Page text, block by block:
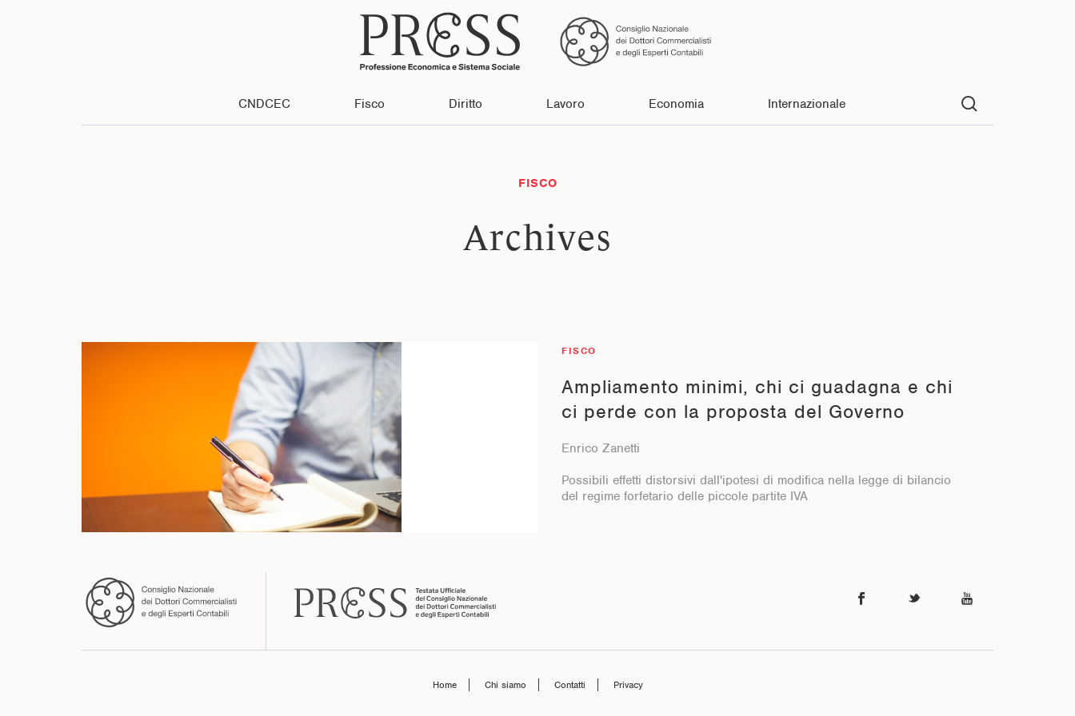
CNDCEC Fisco Diritto Lavoro Economia Internazionale
FISCO
Archives
FISCO
Ampliamento minimi, chi ci guadagna e chi
ci perde con la proposta del Governo
Enrico Zanetti
Possibili effetti distorsivi dall'ipotesi di modifica nella legge di bilancio
del regime forfetario delle piccole partite IVA
Home Chi siamo Contatti Privacy